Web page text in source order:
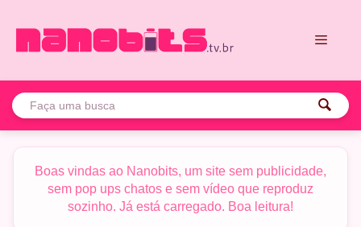
para
Boas vindas ao Nanobits, um site sem publicidade,
sem pop ups chatos e sem vídeo que reproduz
sozinho. Já está carregado. Boa leitura!